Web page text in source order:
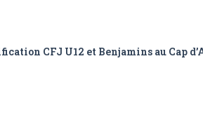
CFJ U12 et Benjamins au Cap